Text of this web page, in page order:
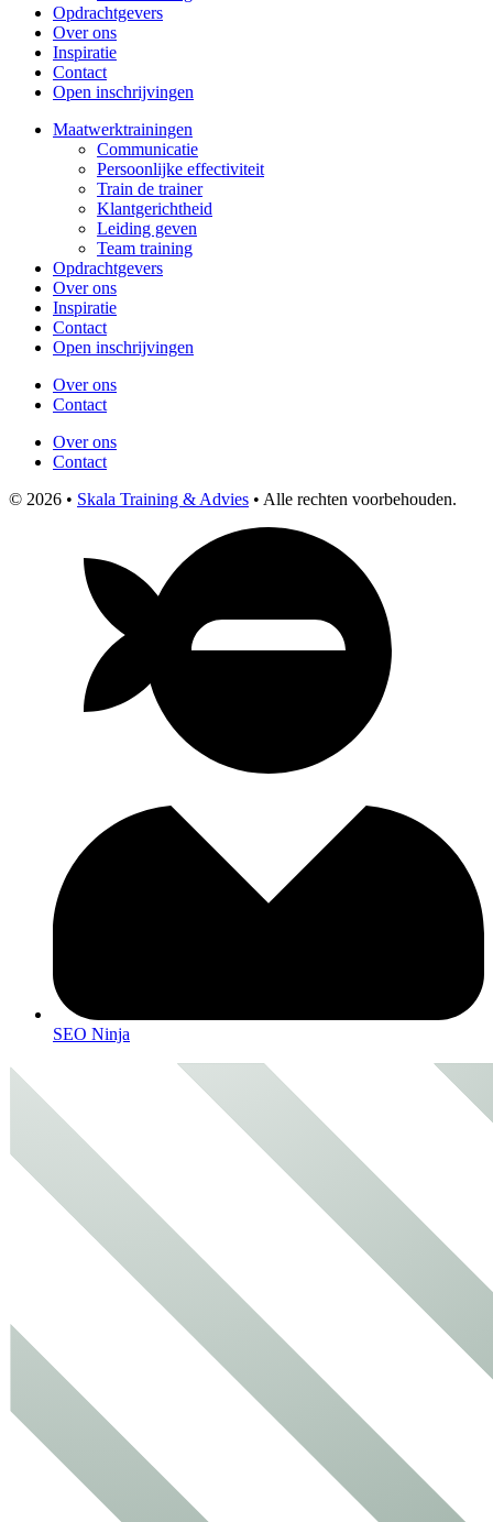
Opdrachtgevers
Over ons
Inspiratie
Contact
Open inschrijvingen
Maatwerktrainingen
Communicatie
Persoonlijke effectiviteit
Train de trainer
Klantgerichtheid
Leiding geven
Team training
Opdrachtgevers
Over ons
Inspiratie
Contact
Open inschrijvingen
Over ons
Contact
Over ons
Contact
© 2026 • Skala Training & Advies • Alle rechten voorbehouden.
SEO Ninja